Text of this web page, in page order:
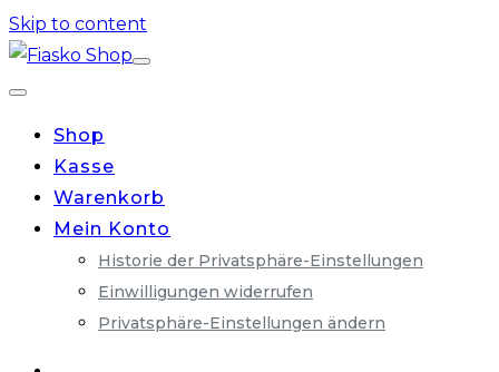
Skip to content
Shop
Kasse
Warenkorb
Mein Konto
Historie der Privatsphäre-Einstellungen
Einwilligungen widerrufen
Privatsphäre-Einstellungen ändern